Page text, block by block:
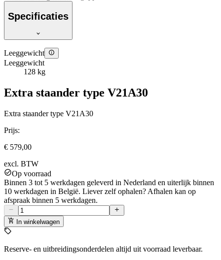
Specificaties
Leeggewicht
Leeggewicht
128 kg
Extra staander type V21A30
Extra staander type V21A30
Prijs:
€ 579,00
excl. BTW
Op voorraad
Binnen 3 tot 5 werkdagen geleverd in Nederland en uiterlijk binnen
10 werkdagen in België. Liever zelf ophalen? Afhalen kan op
afspraak binnen 5 werkdagen.
In winkelwagen
Reserve- en uitbreidingsonderdelen altijd uit voorraad leverbaar.